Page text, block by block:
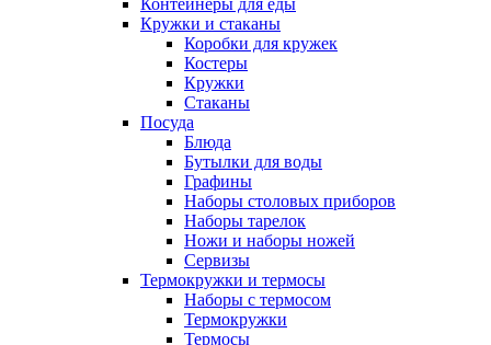
Контейнеры для еды
Кружки и стаканы
Коробки для кружек
Костеры
Кружки
Стаканы
Посуда
Блюда
Бутылки для воды
Графины
Наборы столовых приборов
Наборы тарелок
Ножи и наборы ножей
Сервизы
Термокружки и термосы
Наборы с термосом
Термокружки
Термосы